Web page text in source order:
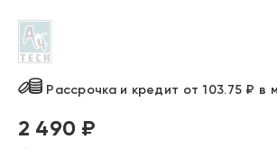
Рассрочка и кредит от 103.75 ₽ в
2 490 ₽